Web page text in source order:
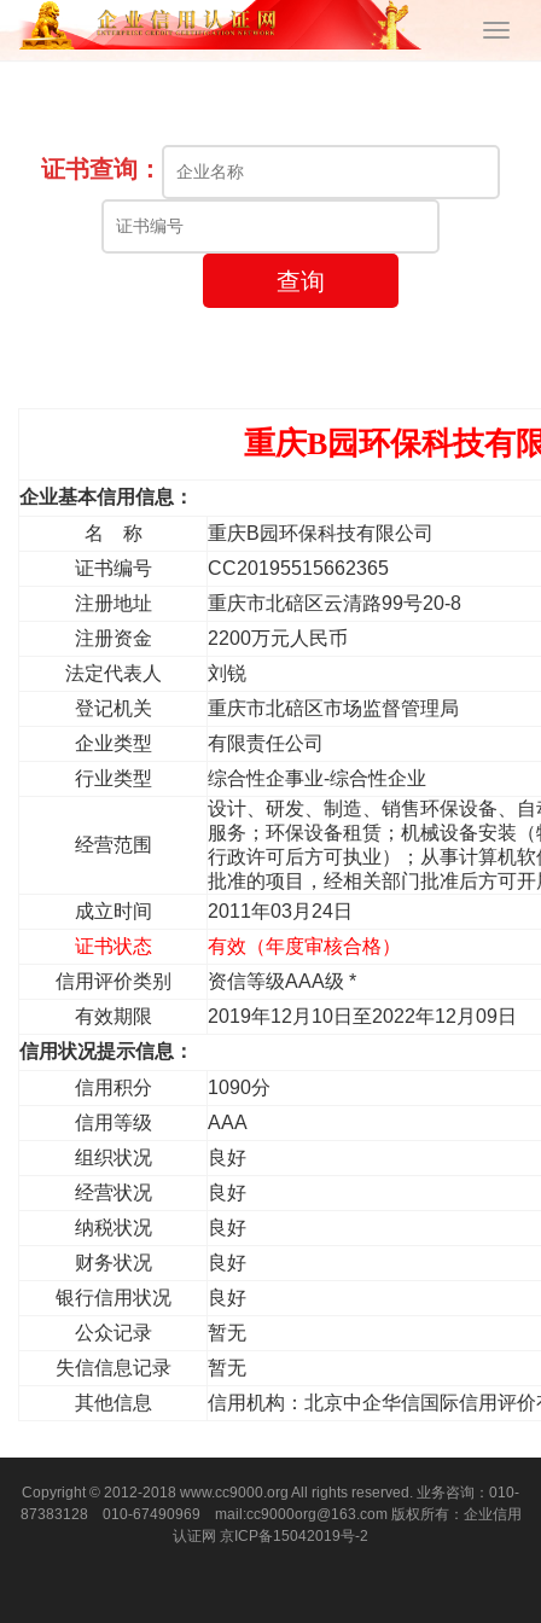
证书查询：
查询
重庆B园环保科技有
企业基本信用信息：
名 称
重庆B园环保科技有限公司
证书编号
CC20195515662365
注册地址
重庆市北碚区云清路99号20-8
注册资金
2200万元人民币
法定代表人
刘锐
登记机关
重庆市北碚区市场监督管理局
企业类型
有限责任公司
行业类型
综合性企事业-综合性企业
经营范围
设计、研发、制造、销售环保设备、
服务；环保设备租赁；机械设备安装
行政许可后方可执业）；从事计算机
批准的项目，经相关部门批准后方可
成立时间
2011年03月24日
证书状态
有效（年度审核合格）
信用评价类别
资信等级AAA级 *
有效期限
2019年12月10日至2022年12月09日
信用状况提示信息：
信用积分
1090分
信用等级
AAA
组织状况
良好
经营状况
良好
纳税状况
良好
财务状况
良好
银行信用状况
良好
公众记录
暂无
失信信息记录
暂无
其他信息
信用机构：北京中企华信国际信用评
Copyright © 2012-2018 www.cc9000.org All rights reserved. 业务咨询：010-
87383128 010-67490969 mail:cc9000org@163.com 版权所有：企业信用
认证网 京ICP备15042019号-2